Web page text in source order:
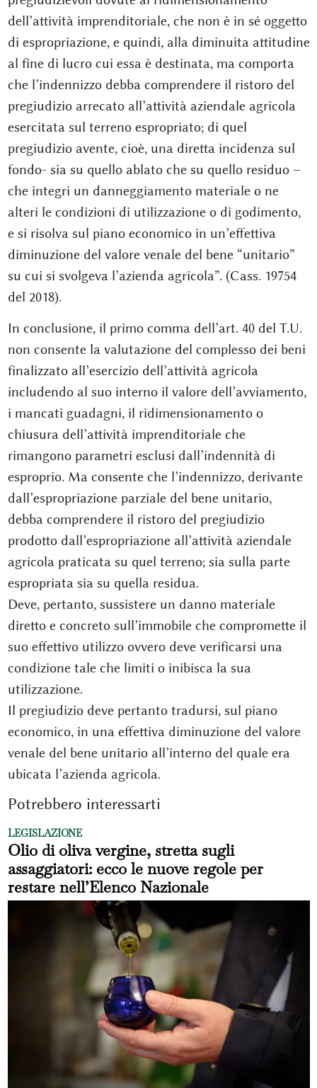
dell’attività imprenditoriale, che non è in sé oggetto
di espropriazione, e quindi, alla diminuita attitudine
al fine di lucro cui essa è destinata, ma comporta
che l’indennizzo debba comprendere il ristoro del
pregiudizio arrecato all’attività aziendale agricola
esercitata sul terreno espropriato; di quel
pregiudizio avente, cioè, una diretta incidenza sul
fondo- sia su quello ablato che su quello residuo –
che integri un danneggiamento materiale o ne
alteri le condizioni di utilizzazione o di godimento,
e si risolva sul piano economico in un’effettiva
diminuzione del valore venale del bene “unitario”
su cui si svolgeva l’azienda agricola”. (Cass. 19754
del 2018).
In conclusione, il primo comma dell’art. 40 del T.U.
non consente la valutazione del complesso dei beni
finalizzato all’esercizio dell’attività agricola
includendo al suo interno il valore dell’avviamento,
i mancati guadagni, il ridimensionamento o
chiusura dell’attività imprenditoriale che
rimangono parametri esclusi dall’indennità di
esproprio. Ma consente che l’indennizzo, derivante
dall’espropriazione parziale del bene unitario,
debba comprendere il ristoro del pregiudizio
prodotto dall’espropriazione all’attività aziendale
agricola praticata su quel terreno; sia sulla parte
espropriata sia su quella residua.
Deve, pertanto, sussistere un danno materiale
diretto e concreto sull’immobile che compromette il
suo effettivo utilizzo ovvero deve verificarsi una
condizione tale che limiti o inibisca la sua
utilizzazione.
Il pregiudizio deve pertanto tradursi, sul piano
economico, in una effettiva diminuzione del valore
venale del bene unitario all’interno del quale era
ubicata l’azienda agricola.
Potrebbero interessarti
LEGISLAZIONE
Olio di oliva vergine, stretta sugli
assaggiatori: ecco le nuove regole per
restare nell’Elenco Nazionale